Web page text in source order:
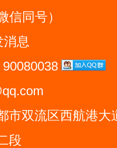
信同号）
市双流区西航港大
段